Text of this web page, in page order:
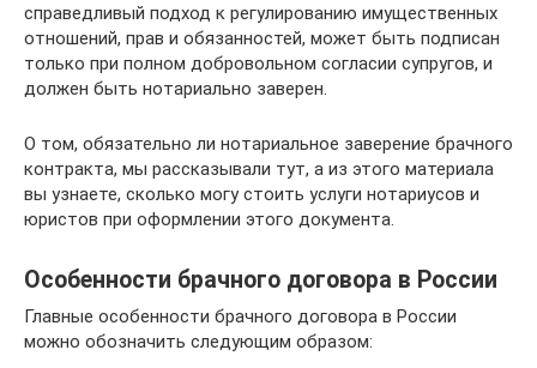
справедливый подход к регулированию имущественных
отношений, прав и обязанностей, может быть подписан
только при полном добровольном согласии супругов, и
должен быть нотариально заверен.
О том, обязательно ли нотариальное заверение брачного
контракта, мы рассказывали тут, а из этого материала
вы узнаете, сколько могу стоить услуги нотариусов и
юристов при оформлении этого документа.
Особенности брачного договора в России
Главные особенности брачного договора в России
можно обозначить следующим образом: